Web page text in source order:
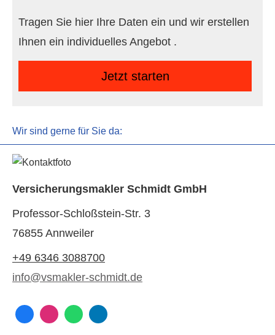
Tragen Sie hier Ihre Daten ein und wir erstellen
Ihnen ein individuelles Angebot .
Jetzt starten
Wir sind gerne für Sie da:
Ver­sicherungs­makler Schmidt GmbH
Professor-Schloßstein-Str. 3
76855 Annweiler
+49 6346 3088700
info@vsmakler-schmidt.de